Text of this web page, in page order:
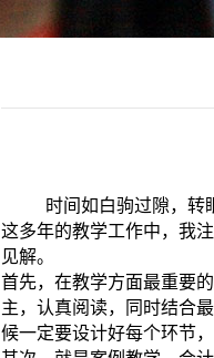
时间如白驹过隙，转
这多年的教学工作中，我
见解。
首先，在教学方面最重要
主，认真阅读，同时结合
候一定要设计好每个环节